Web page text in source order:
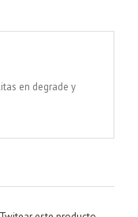
en degrade y